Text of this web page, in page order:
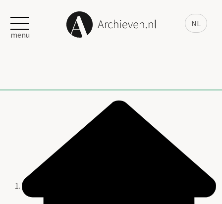
NL
menu